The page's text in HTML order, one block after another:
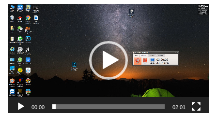
视
频
播
放
器
00:00 02:01